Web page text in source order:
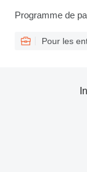
Programme de
Pour les